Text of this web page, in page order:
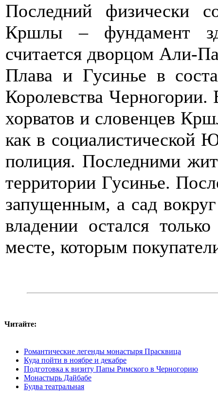
Последний физически
Кршлы – фундамент
считается дворцом Али-
Плава и Гусинье в
Королевства Черногории.
хорватов и словенцев
как в социалистической
полиция. Последними
территории Гусинье.
запущенным, а сад
владении остался
месте, которым
Читайте:
Романтические легенды монастыря Прасквица
Куда пойти в ноябре и декабре
Подготовка к визиту Папы Римского в Черногорию
Монастырь Дайбабе
Будва театральная